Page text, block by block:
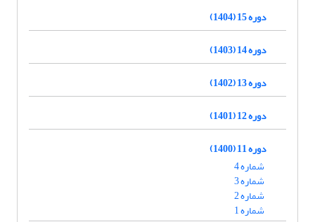
دوره 15 (1404)
دوره 14 (1403)
دوره 13 (1402)
دوره 12 (1401)
دوره 11 (1400)
شماره 4
شماره 3
شماره 2
شماره 1